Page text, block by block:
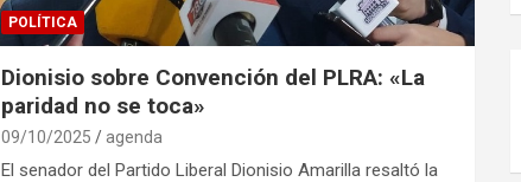
POLÍTICA
Dionisio sobre Convención del PLRA: «La
paridad no se toca»
09/10/2025 agenda
El senador del Partido Liberal Dionisio Amarilla resaltó la